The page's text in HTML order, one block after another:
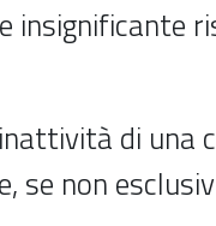
di una
se non